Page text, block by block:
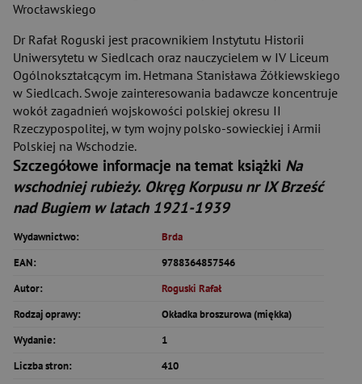
Wrocławskiego
Dr Rafał Roguski jest pracownikiem Instytutu Historii
Uniwersytetu w Siedlcach oraz nauczycielem w IV Liceum
Ogólnokształcącym im. Hetmana Stanisława Żółkiewskiego
w Siedlcach. Swoje zainteresowania badawcze koncentruje
wokół zagadnień wojskowości polskiej okresu II
Rzeczypospolitej, w tym wojny polsko-sowieckiej i Armii
Polskiej na Wschodzie.
Szczegółowe informacje na temat książki Na
wschodniej rubieży. Okręg Korpusu nr IX Brześć
nad Bugiem w latach 1921-1939
Wydawnictwo:
Brda
EAN:
9788364857546
Autor:
Roguski Rafał
Rodzaj oprawy:
Okładka broszurowa (miękka)
Wydanie:
1
Liczba stron:
410